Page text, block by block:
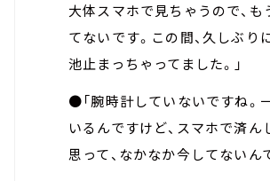
大体スマホで見ちゃうので、も
てないです。この間、久しぶり
池止まっちゃってました。」
●「腕時計していないですね。
いるんですけど、スマホで済ん
思って、なかなか今してないん